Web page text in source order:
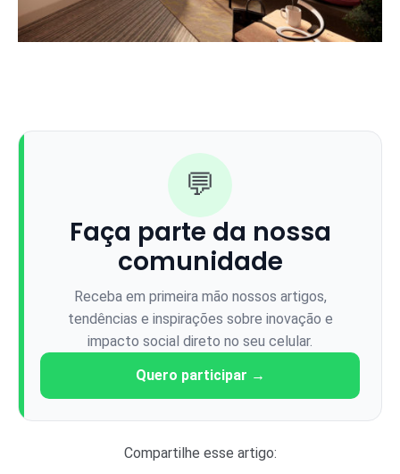
💬
Faça parte da nossa
comunidade
Receba em primeira mão nossos artigos,
tendências e inspirações sobre inovação e
impacto social direto no seu celular.
Quero participar →
Compartilhe esse artigo: